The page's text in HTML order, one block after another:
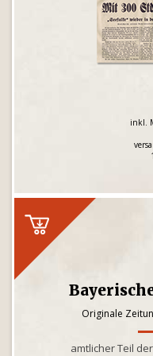
inkl.
Originale
amtlicher Teil